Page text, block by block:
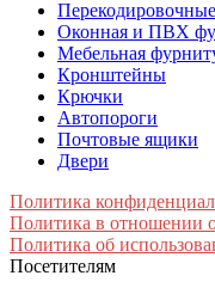
Оконная и ПВХ
Мебельная
Кронштейны
Крючки
Автопороги
Почтовые ящики
Двери
Политика
Политика в отношении
Политика об
Посетителям